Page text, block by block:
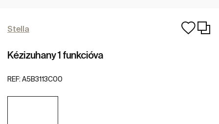
Stella
Kézizuhany 1 funkcióva
REF: A5B3113C00